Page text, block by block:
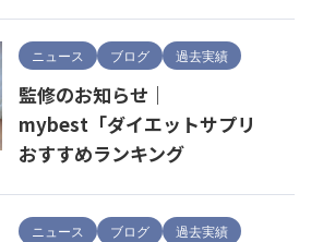
ニュース ブログ 過去実績
監修のお知らせ｜
mybest「ダイエットサプリ
おすすめランキング
ニュース ブログ 過去実績